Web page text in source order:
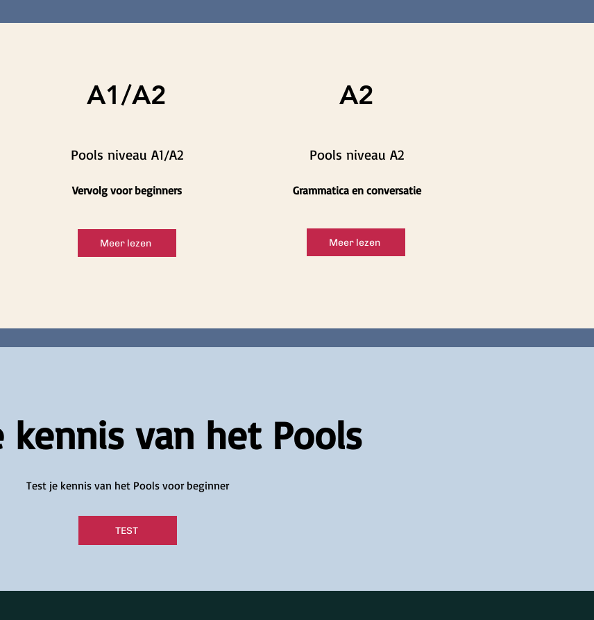
A1/A2
Pools niveau A1/A2
Vervolg voor beginners
Meer lezen
A2
Pools niveau A2
Grammatica en conversatie
Meer lezen
kennis van het Pools
Test je kennis van het Pools voor beginner
TEST